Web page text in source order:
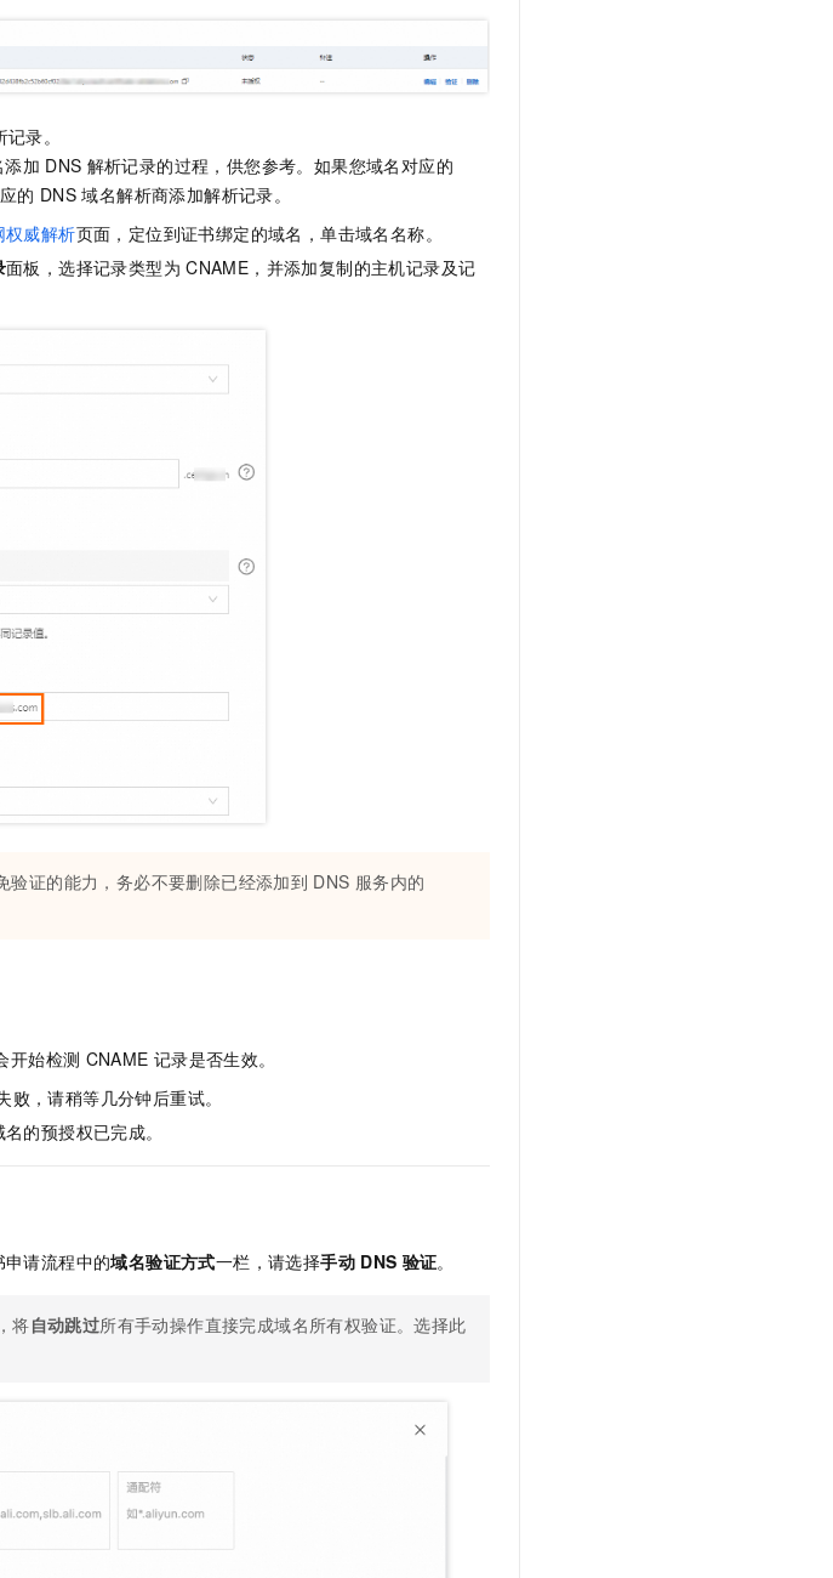
录。
加 DNS 解析记录的过程，供您参考。如果您域名对应的
的 DNS 域名解析商添加解析记录。
权威解析页面，定位到证书绑定的域名，单击域名名称。
面板，选择记录类型为 CNAME，并添加复制的主机记录及记
验证的能力，务必不要删除已经添加到 DNS 服务内的
开始检测 CNAME 记录是否生效。
，请稍等几分钟后重试。
名的预授权已完成。
申请流程中的域名验证方式一栏，请选择手动 DNS 验证。
将自动跳过所有手动操作直接完成域名所有权验证。选择此